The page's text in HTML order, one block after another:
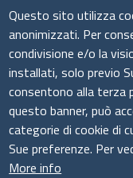
Seguici su
Il sistema
Questo sito utilizza
anonimizzati. Per
condivisione e/o la
installati, solo previo
consentono alla terza
questo banner, può
categorie di cookie di
Sue preferenze. Per
More info